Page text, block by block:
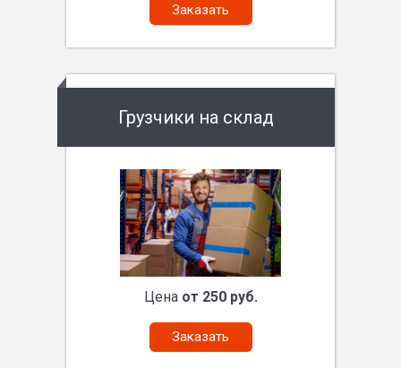
Заказать
Грузчики на склад
Цена от 250 руб.
Заказать